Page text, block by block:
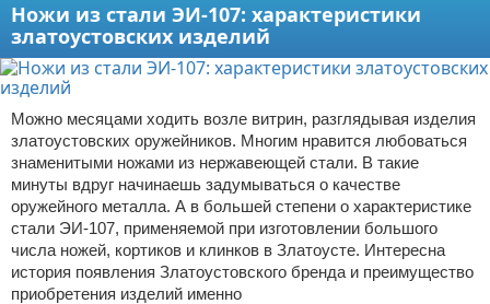
Ножи из стали ЭИ-107: характеристики
златоустовских изделий
Можно месяцами ходить возле витрин, разглядывая изделия
златоустовских оружейников. Многим нравится любоваться
знаменитыми ножами из нержавеющей стали. В такие
минуты вдруг начинаешь задумываться о качестве
оружейного металла. А в большей степени о характеристике
стали ЭИ-107, применяемой при изготовлении большого
числа ножей, кортиков и клинков в Златоусте. Интересна
история появления Златоустовского бренда и преимущество
приобретения изделий именно